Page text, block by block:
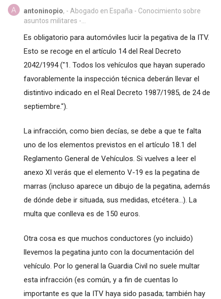
antoninopio, - Abogado en España - Conocimiento sobre
asuntos militares -...
Es obligatorio para automóviles lucir la pegativa de la ITV.
Esto se recoge en el artículo 14 del Real Decreto
2042/1994 ("1. Todos los vehículos que hayan superado
favorablemente la inspección técnica deberán llevar el
distintivo indicado en el Real Decreto 1987/1985, de 24 de
septiembre.").
La infracción, como bien decías, se debe a que te falta
uno de los elementos previstos en el artículo 18.1 del
Reglamento General de Vehículos. Si vuelves a leer el
anexo XI verás que el elemento V-19 es la pegatina de
marras (incluso aparece un dibujo de la pegatina, además
de dónde debe ir situada, sus medidas, etcétera...). La
multa que conlleva es de 150 euros.
Otra cosa es que muchos conductores (yo incluido)
llevemos la pegatina junto con la documentación del
vehículo. Por lo general la Guardia Civil no suele multar
esta infracción (es común, y a fin de cuentas lo
importante es que la ITV haya sido pasada; también hay